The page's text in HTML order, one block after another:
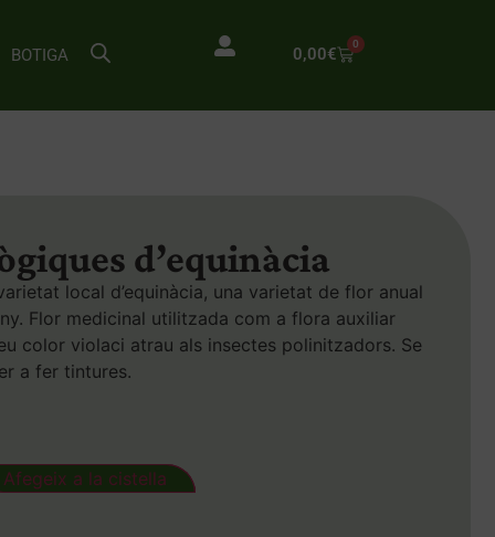
BOTIGA 0,00€
0
d’equinàcia
local d’equinàcia, una varietat de flor anual
Flor medicinal utilitzada com a flora auxiliar
color violaci atrau als insectes polinitzadors. Se
a fer tintures.
Afegeix a la cistella